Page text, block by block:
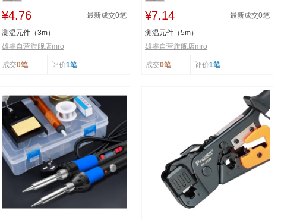
¥4.76 最新成交0笔
测温元件（3m）
雄睿自营旗舰店mro
成交0笔 评价1笔
¥7.14 最新成交0笔
测温元件（5m）
雄睿自营旗舰店mro
成交0笔 评价1笔